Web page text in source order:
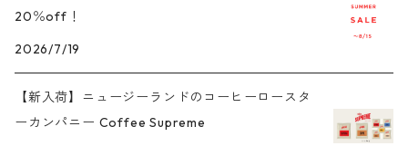
20％off！
2026/7/19
【新入荷】ニュージーランドのコーヒーロースタ
ーカンパニー Coffee Supreme